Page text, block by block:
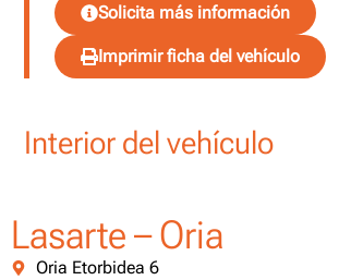
Solicita más información
Imprimir ficha del vehículo
Interior del vehículo
Lasarte – Oria
Oria Etorbidea 6